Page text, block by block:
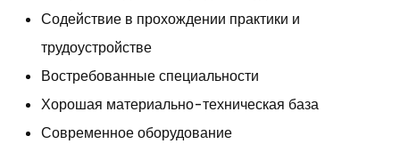
Содействие в прохождении практики и
трудоустройстве
Востребованные специальности
Хорошая материально-техническая база
Современное оборудование